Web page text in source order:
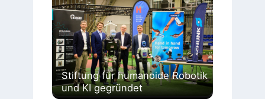
Stiftung für humanoide Robotik
und KI gegründet